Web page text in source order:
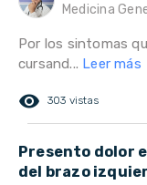
Medicina
Por los sintomas
cursand... Leer más
remove_red_eye 303 vistas
Presento dolor
del brazo